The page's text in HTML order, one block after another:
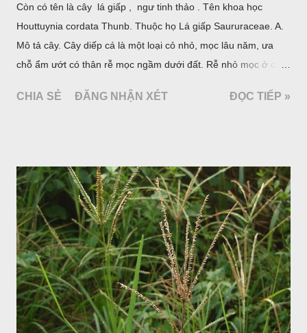
Còn có tên là cây lá giấp , ngư tinh thảo . Tên khoa học
Houttuynia cordata Thunb. Thuộc họ Lá giấp Saururaceae. A.
Mô tả cây. Cây diếp cá là một loại cỏ nhỏ, mọc lâu năm, ưa
chỗ ẩm ướt có thân rễ mọc ngầm dưới đất. Rễ nhỏ mọc ở các
cách, hình tim, đầu lá, hơi nhọn hay nhọn hẳn. Hoa nhỏ màu
cá. Hoa nở về mùa hạ vào các tháng 5-8. (Hình dưới).
CHIA SẺ ĐĂNG NHẬN XÉT ĐỌC TIẾP »